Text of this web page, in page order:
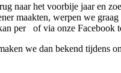
naar het voorbije jaar en
maakten, werpen we
per of via onze Facebook
we dan bekend tijdens